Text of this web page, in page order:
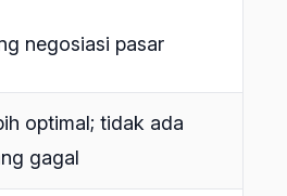
negosiasi pasar
optimal; tidak ada
gagal